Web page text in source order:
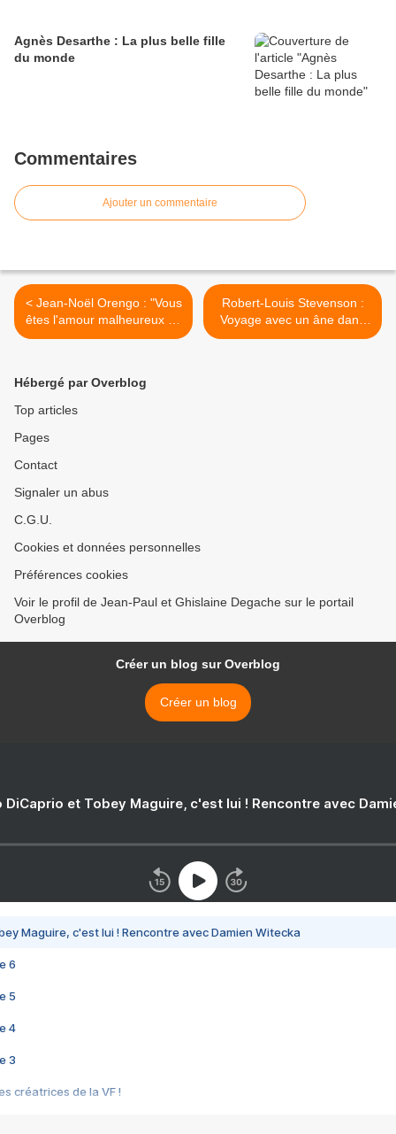
Agnès Desarthe : La plus belle fille
du monde
Commentaires
Ajouter un commentaire
< Jean-Noël Orengo : "Vous
êtes l'amour malheureux du
Führer"
Robert-Louis Stevenson :
Voyage avec un âne dans
les Cévennes >
Hébergé par Overblog
Top articles
Pages
Contact
Signaler un abus
C.G.U.
Cookies et données personnelles
Préférences cookies
Voir le profil de Jean-Paul et Ghislaine Degache sur le portail
Overblog
Créer un blog sur Overblog
Créer un blog
DiCaprio et Tobey Maguire, c'est lui ! Rencontre avec
Maguire, c'est lui ! Rencontre avec Damien Witecka
6
5
4
3
créatrices de la VF !